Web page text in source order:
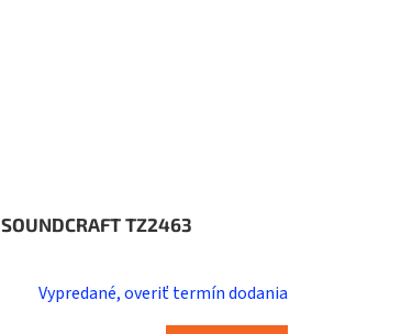
SOUNDCRAFT TZ2463
Vypredané, overiť termín dodania